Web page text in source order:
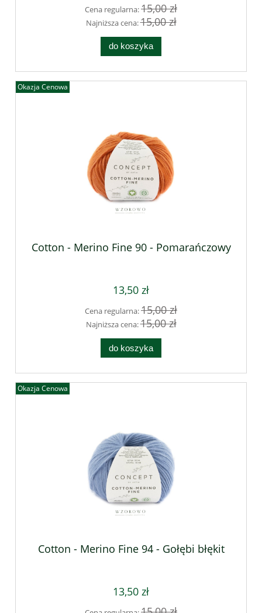
Cena regularna:15,00 zł
Najniższa cena:15,00 zł
do koszyka
Cotton - Merino Fine 90 - Pomarańczowy
13,50 zł
Cena regularna:15,00 zł
Najniższa cena:15,00 zł
do koszyka
Okazja Cenowa
Cotton - Merino Fine 94 - Gołębi błękit
13,50 zł
Okazja Cenowa